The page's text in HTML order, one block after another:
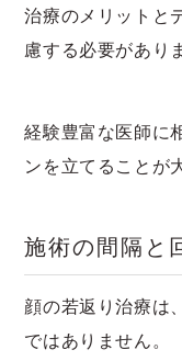
治療のメリットと
慮する必要があり
経験豊富な医師に
ンを立てることが
施術の間隔と
顔の若返り治療は
ではありません。